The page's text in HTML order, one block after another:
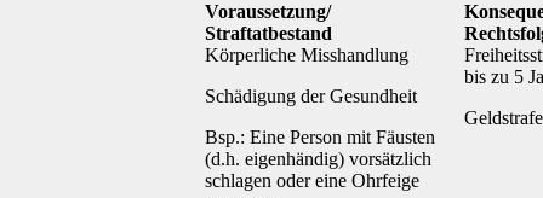
Voraussetzung/
Straftatbestand
Körperliche Misshandlung
Schädigung der Gesundheit
Bsp.: Eine Person mit Fäusten
(d.h. eigenhändig) vorsätzlich
schlagen oder eine Ohrfeige
bis zu 5
Geldstrafe